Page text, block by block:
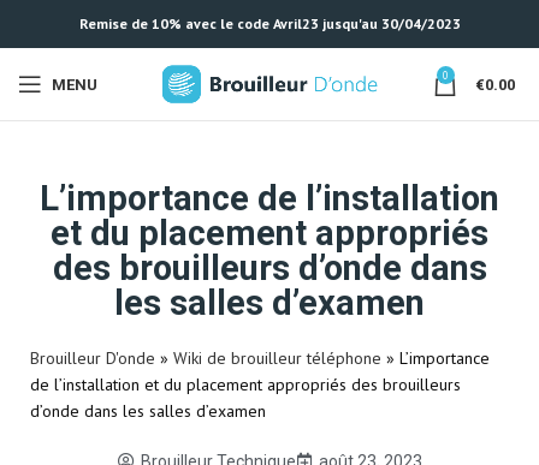
Remise de 10% avec le code Avril23 jusqu'au 30/04/2023
MENU 0 €0.00
L’importance de l’installation
et du placement appropriés
des brouilleurs d’onde dans
les salles d’examen
Brouilleur D'onde » Wiki de brouilleur téléphone » L’importance
de l’installation et du placement appropriés des brouilleurs
d’onde dans les salles d’examen